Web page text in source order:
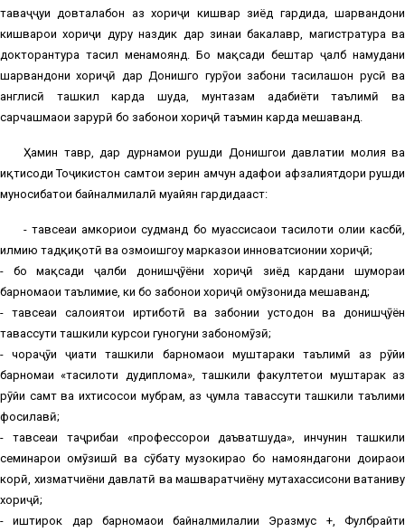
таваҷҷуҳи довталабон аз хориҷи кишвар зиёд гардида, шаҳрвандони
кишварҳои хориҷи дуру наздик дар зинаи бакалавр, магистратура ва
докторантура таҳсил менамоянд. Бо мақсади бештар ҷалб намудани
шаҳрвандони хориҷӣ дар Донишгоҳ гурӯҳҳои забони таҳсилашон русӣ ва
англисӣ ташкил карда шуда, мунтазам адабиёти таълимӣ ва
сарчашмаҳои зарурӣ бо забонҳои хориҷӣ таъмин карда мешаванд.
Ҳамин тавр, дар дурнамои рушди Донишгоҳи давлатии молия ва
иқтисоди Тоҷикистон самтҳои зерин ҳамчун ҳадафҳои афзалиятдори рушди
муносибатҳои байналмилалӣ муайян гардидааст:
- тавсеаи ҳамкориҳои судманд бо муассисаҳои таҳсилоти олии касбӣ,
илмию тадқиқотӣ ва озмоишгоҳу марказҳои инноватсионии хориҷӣ;
- бо мақсади ҷалби донишҷӯёни хориҷӣ зиёд кардани шумораи
барномаҳои таълимие, ки бо забонҳои хориҷӣ омӯзонида мешаванд;
- тавсеаи салоҳиятҳои иртиботӣ ва забонии устодон ва донишҷӯён
тавассути ташкили курсҳои гуногуни забономӯзӣ;
- чораҷӯи ҷиҳати ташкили барномаҳои муштараки таълимӣ аз рӯйи
барномаи «таҳсилоти дудиплома», ташкили факултетҳои муштарак аз
рӯйи самт ва ихтисосҳои мубрам, аз ҷумла тавассути ташкили таълими
фосилавӣ;
- тавсеаи таҷрибаи «профессорҳои даъватшуда», инчунин ташкили
семинарҳои омӯзишӣ ва сӯҳбату музокираҳо бо намояндагони доираҳои
корӣ, хизматчиёни давлатӣ ва машваратчиёну мутахассисони ватаниву
хориҷӣ;
- иштирок дар барномаҳои байналмилалии Эразмус +, Фулбрайти